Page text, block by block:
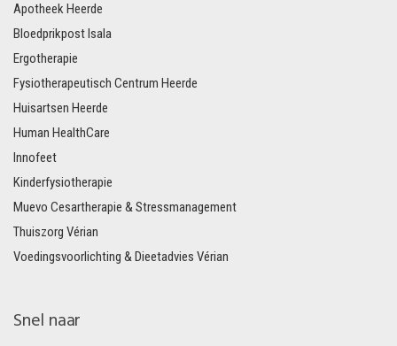
Apotheek Heerde
Bloedprikpost Isala
Ergotherapie
Fysiotherapeutisch Centrum Heerde
Huisartsen Heerde
Human HealthCare
Innofeet
Kinderfysiotherapie
Muevo Cesartherapie & Stressmanagement
Thuiszorg Vérian
Voedingsvoorlichting & Dieetadvies Vérian
Snel naar